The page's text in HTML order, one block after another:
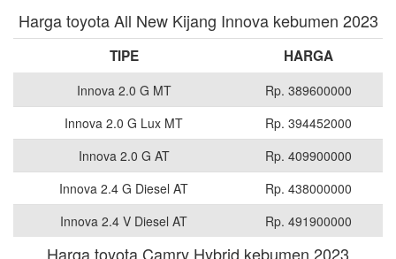
Harga toyota All New Kijang Innova kebumen 2023
TIPE HARGA
Innova 2.0 G MT
Rp. 389600000
Innova 2.0 G Lux MT
Rp. 394452000
Innova 2.0 G AT
Rp. 409900000
Innova 2.4 G Diesel AT
Rp. 438000000
Innova 2.4 V Diesel AT
Rp. 491900000
Harga toyota Camry Hybrid kebumen 2023